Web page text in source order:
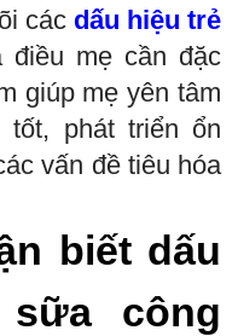
các dấu hiệu trẻ
điều mẹ cần đặc
giúp mẹ yên tâm
tốt, phát triển ổn
vấn đề tiêu hóa
biết dấu
công